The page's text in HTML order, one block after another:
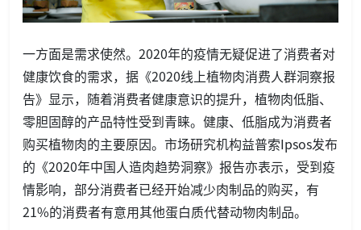
一方面是需求使然。2020年的疫情无疑促进了消费者对
健康饮食的需求，据《2020线上植物肉消费人群洞察报
告》显示，随着消费者健康意识的提升，植物肉低脂、
零胆固醇的产品特性受到青睐。健康、低脂成为消费者
购买植物肉的主要原因。市场研究机构益普索Ipsos发布
的《2020年中国人造肉趋势洞察》报告亦表示，受到疫
情影响，部分消费者已经开始减少肉制品的购买，有
21%的消费者有意用其他蛋白质代替动物肉制品。